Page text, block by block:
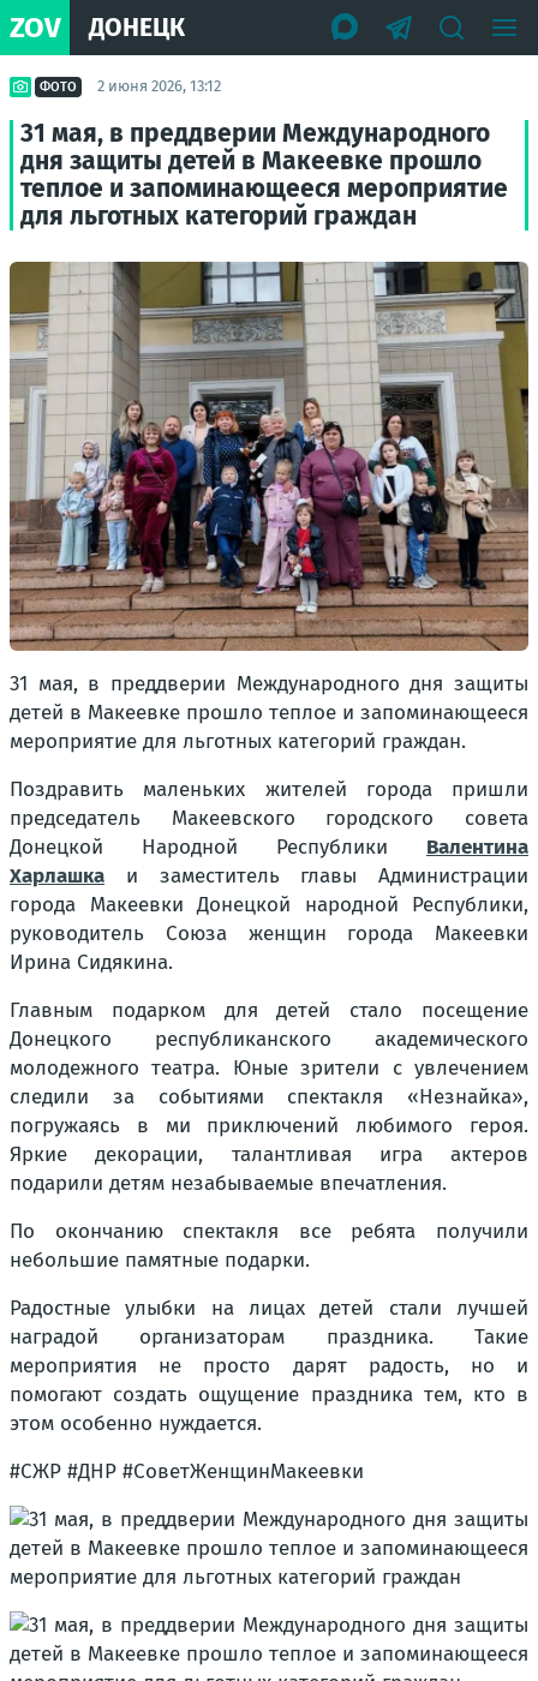
ZOV ДОНЕЦК
ФОТО 2 июня 2026, 13:12
31 мая, в преддверии Международного
дня защиты детей в Макеевке прошло
теплое и запоминающееся мероприятие
для льготных категорий граждан
31 мая, в преддверии Международного дня защиты
детей в Макеевке прошло теплое и запоминающееся
мероприятие для льготных категорий граждан.
Поздравить маленьких жителей города пришли
председатель Макеевского городского совета
Донецкой Народной Республики Валентина
Харлашка и заместитель главы Администрации
города Макеевки Донецкой народной Республики,
руководитель Союза женщин города Макеевки
Ирина Сидякина.
Главным подарком для детей стало посещение
Донецкого республиканского академического
молодежного театра. Юные зрители с увлечением
следили за событиями спектакля «Незнайка»,
погружаясь в ми приключений любимого героя.
Яркие декорации, талантливая игра актеров
подарили детям незабываемые впечатления.
По окончанию спектакля все ребята получили
небольшие памятные подарки.
Радостные улыбки на лицах детей стали лучшей
наградой организаторам праздника. Такие
мероприятия не просто дарят радость, но и
помогают создать ощущение праздника тем, кто в
этом особенно нуждается.
#СЖР #ДНР #СоветЖенщинМакеевки